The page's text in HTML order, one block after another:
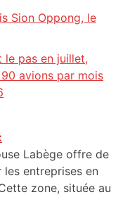
Sion Oppong, le
le pas en juillet,
avions par mois
Labège offre de
entreprises en
zone, située au